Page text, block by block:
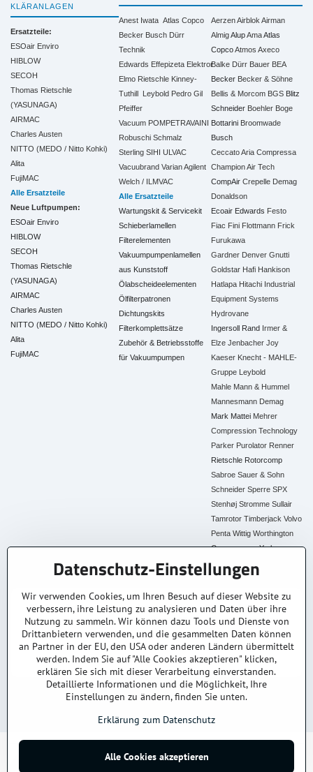
KLÄRANLAGEN
Ersatzteile:
ESOair Enviro
HIBLOW
SECOH
Thomas Rietschle
(YASUNAGA)
AIRMAC
Charles Austen
NITTO (MEDO / Nitto Kohki)
Alita
FujiMAC
Alle Ersatzteile
Neue Luftpumpen:
ESOair Enviro
HIBLOW
SECOH
Thomas Rietschle
(YASUNAGA)
AIRMAC
Charles Austen
NITTO (MEDO / Nitto Kohki)
Alita
FujiMAC
Anest Iwata Atlas Copco
Becker Busch Dürr
Technik
Edwards Effepizeta Elektror
Elmo Rietschle Kinney-
Tuthill Leybold Pedro Gil
Pfeiffer
Vacuum POMPETRAVAINI
Robuschi Schmalz
Sterling SIHI ULVAC
Vacuubrand Varian Agilent
Welch / ILMVAC
Alle Ersatzteile
Wartungskit & Servicekit
Schieberlamellen
Filterelementen
Vakuumpumpenlamellen
aus Kunststoff
Ölabscheideelementen
Ölfilterpatronen
Dichtungskits
Filterkomplettsätze
Zubehör & Betriebsstoffe
für Vakuumpumpen
AerzenAirblok Airman
Almig Alup Ama Atlas
Copco Atmos Axeco
Balke Dürr Bauer BEA
Becker Becker & Söhne
Bellis & Morcom BGS Blitz
Schneider Boehler Boge
Bottarini Broomwade
Busch
Ceccato Aria Compressa
Champion Air Tech
CompAir Crepelle Demag
Donaldson
Ecoair Edwards Festo
Fiac Fini Flottmann Frick
Furukawa
Gardner Denver Gnutti
Goldstar Hafi Hankison
Hatlapa Hitachi Industrial
Equipment Systems
Hydrovane
Ingersoll Rand Irmer &
Elze Jenbacher Joy
Kaeser Knecht - MAHLE-
Gruppe Leybold
Mahle Mann & Hummel
Mannesmann Demag
Mark Mattei Mehrer
Compression Technology
Parker Purolator Renner
Rietschle Rotorcomp
Sabroe Sauer & Sohn
Schneider Sperre SPX
Stenhøj Stromme Sullair
Tamrotor Timberjack Volvo
Penta Wittig Worthington
Creyssensac York
Alle Ersatzteile
30+ Jahre Erfahrung
Branchenexperten
Lagerware
Schneller Versand AT &
DE
Original & Kompatibel
Ersatzteile aller Marken
Faire Preise
Top Preis-Leistung
Fachberatung
Persönlich & kompetent
AGBVersand & LieferungKontakt / Anfrage
© 2026Urheberrecht
Datenschutz-Einstellungen
Wir verwenden Cookies, um Ihren Besuch auf dieser Website zu
verbessern, ihre Leistung zu analysieren und Daten über ihre
Nutzung zu sammeln. Wir können dazu Tools und Dienste von
Drittanbietern verwenden, und die gesammelten Daten können
an Partner in der EU, den USA oder anderen Ländern übermittelt
werden. Indem Sie auf "Alle Cookies akzeptieren" klicken,
erklären Sie sich mit dieser Verarbeitung einverstanden.
Detaillierte Informationen und die Möglichkeit, Ihre
Einstellungen zu ändern, finden Sie unten.
Erklärung zum Datenschutz
Alle Cookies akzeptieren